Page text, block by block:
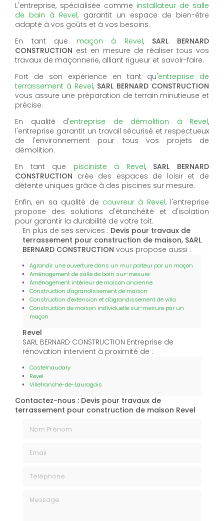
L'entreprise, spécialisée comme installateur de salle
de bain à Revel, garantit un espace de bien-être
adapté à vos goûts et à vos besoins.
En tant que maçon à Revel, SARL BERNARD
CONSTRUCTION est en mesure de réaliser tous vos
travaux de maçonnerie, alliant rigueur et savoir-faire.
Fort de son expérience en tant qu'entreprise de
terrassement à Revel, SARL BERNARD CONSTRUCTION
vous assure une préparation de terrain minutieuse et
précise.
En qualité d'entreprise de démolition à Revel,
l'entreprise garantit un travail sécurisé et respectueux
de l'environnement pour tous vos projets de
démolition.
En tant que pisciniste à Revel, SARL BERNARD
CONSTRUCTION crée des espaces de loisir et de
détente uniques grâce à des piscines sur mesure.
Enfin, en sa qualité de couvreur à Revel, l'entreprise
propose des solutions d'étanchéité et d'isolation
pour garantir la durabilité de votre toit.
En plus de ses services : Devis pour travaux de
terrassement pour construction de maison, SARL
BERNARD CONSTRUCTION vous propose aussi :
Agrandir une ouverture dans un mur porteur par un maçon
Aménagement de salle de bain sur-mesure
Aménagement intérieur de maison ancienne
Construction d'agrandissement de maison
Construction d'extension et d'agrandissement de villa
Construction de maison individuelle sur-mesure par un
maçon
Revel
SARL BERNARD CONSTRUCTION Entreprise de
rénovation intervient à proximité de :
Castelnaudary
Revel
Villefranche-de-Lauragais
Contactez-nous : Devis pour travaux de
terrassement pour construction de maison Revel